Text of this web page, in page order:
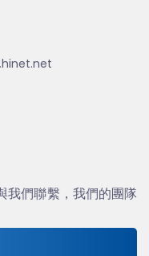
我們聯繫，我們的團隊